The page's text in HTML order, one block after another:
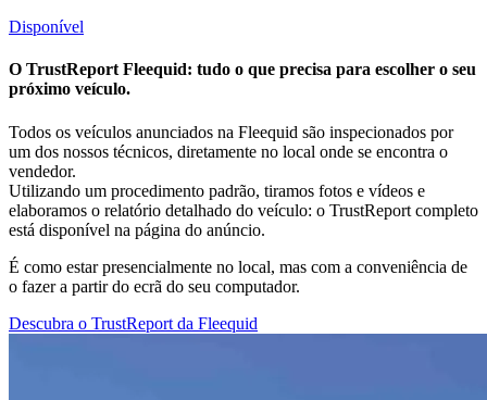
Disponível
O TrustReport Fleequid: tudo o que precisa para escolher o seu
próximo veículo.
Todos os veículos anunciados na Fleequid são inspecionados por
um dos nossos técnicos, diretamente no local onde se encontra o
vendedor.
Utilizando um procedimento padrão, tiramos fotos e vídeos e
elaboramos o relatório detalhado do veículo: o TrustReport completo
está disponível na página do anúncio.
É como estar presencialmente no local, mas com a conveniência de
o fazer a partir do ecrã do seu computador.
Descubra o TrustReport da Fleequid